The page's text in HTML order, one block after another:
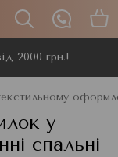
2000 грн.!
у
спальні